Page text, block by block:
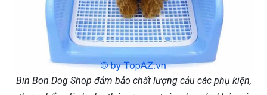
Bin Bon Dog Shop đảm bảo chất lượng cảu các phụ kiện,